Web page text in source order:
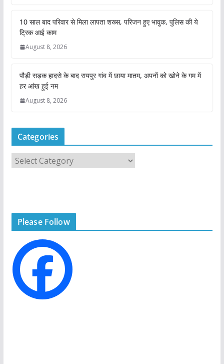
10 साल बाद परिवार से मिला लापता शख्स, परिजन हुए भावुक, पुलिस की ये
ट्रिक आई काम
August 8, 2026
पौड़ी सड़क हादसे के बाद रायपुर गांव में छाया मातम, अपनों को खोने के गम में
हर आंख हुई नम
August 8, 2026
Categories
e
s
Please Follow